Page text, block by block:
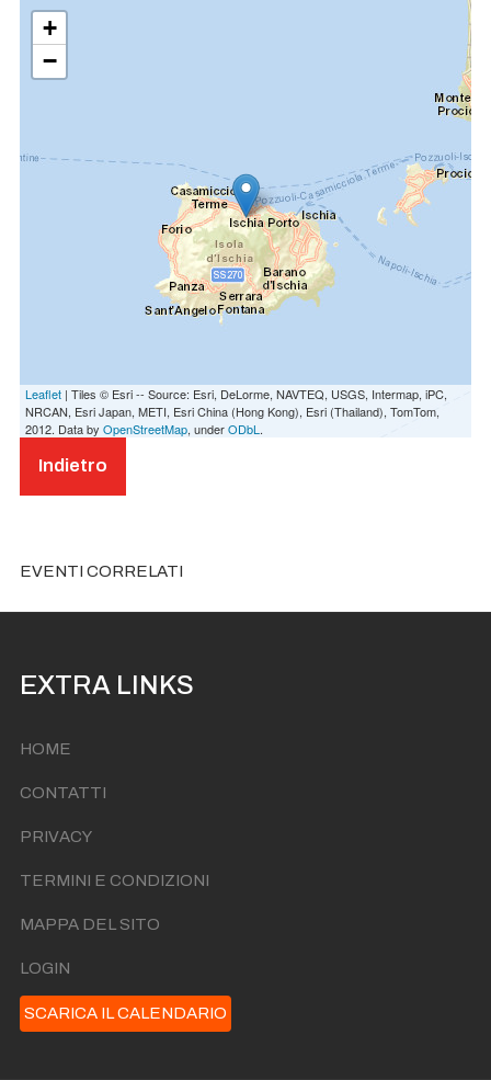
+
−
Leaflet | Tiles © Esri -- Source: Esri, DeLorme, NAVTEQ, USGS, Intermap, iPC,
NRCAN, Esri Japan, METI, Esri China (Hong Kong), Esri (Thailand), TomTom,
2012. Data by OpenStreetMap, underODbL .
Indietro
EVENTI CORRELATI
EXTRA LINKS
HOME
CONTATTI
PRIVACY
TERMINI E CONDIZIONI
MAPPA DEL SITO
LOGIN
SCARICA IL CALENDARIO